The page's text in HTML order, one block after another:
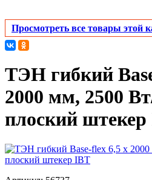
Просмотреть все товары этой
ТЭН гибкий
2000 мм, 2500
плоский